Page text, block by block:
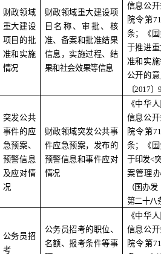
财政领域
重大建设
项目的批
准和实施
情况
财政领域重大建设项
目名称、审批、核
准、备案和批准结果
信息，实施过程、结
果和社会效果等信息
信息公
院令第
条；《
于推进
准和实
公开的
〔2017〕
突发公共
事件的应
急预案、
预警信息
及应对情
况
财政领域突发公共事
件应急预案，发布的
预警信息和事件应对
情况
《中华
信息公
院令第
条；《
于印发<
案管理
（国办发
第二十八
公务员招
考
公务员招考的职位、
名额、报考条件等事
《中华
信息公
院令第